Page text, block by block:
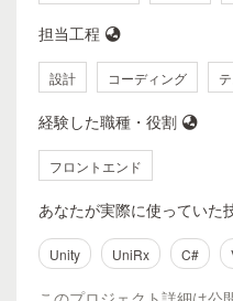
担当工程
設計 コーディング
経験した職種・役割
フロントエンド
あなたが実際に使っていた
Unity UniRx C#